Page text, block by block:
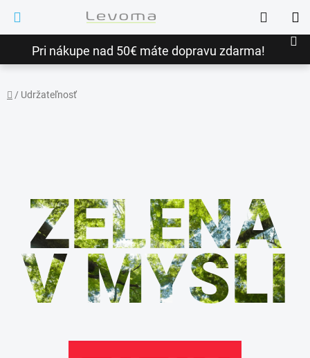
obsah
Pri nákupe nad 50€ máte dopravu zdarma!
Hľadať
/ Udržateľnosť
ZELENÁ
V MYSLI